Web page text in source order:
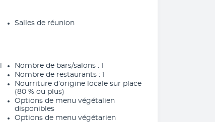
Salles de réunion
Nombre de bars/salons : 1
Nombre de restaurants : 1
Nourriture d’origine locale sur place
(80 % ou plus)
Options de menu végétalien
disponibles
Options de menu végétarien